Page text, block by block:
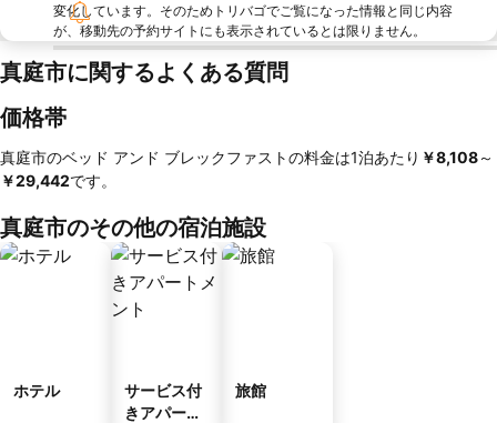
変化しています。そのためトリバゴでご覧になった情報と同じ内容
が、移動先の予約サイトにも表示されているとは限りません。
真庭市に関するよくある質問
価格帯
真庭市のベッド アンド ブレックファストの料金は1泊あたり ‎￥8,108～
￥29,442です。
真庭市のその他の宿泊施設
ホテル
サービス付
きアパート
旅館